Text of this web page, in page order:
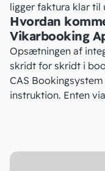
ligger faktura klar til
Hvordan
Vikarbooking
Opsætningen af
skridt for skridt i
CAS
instruktion. Enten